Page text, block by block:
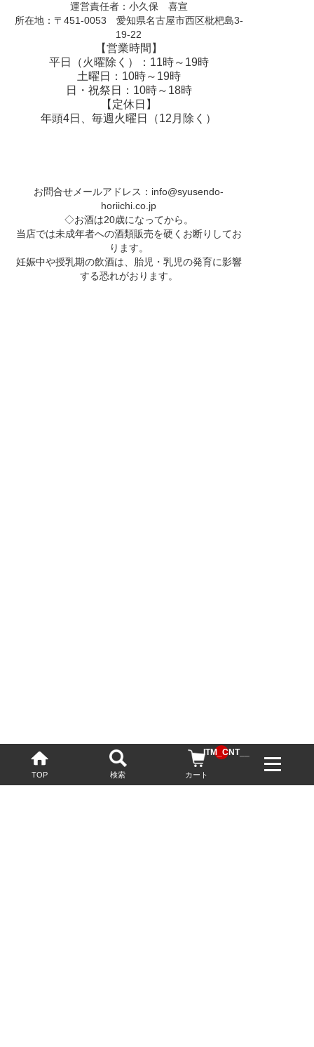
TOP 検索 カート
__ITM_CNT__
運営責任者：小久保 喜宣
所在地：〒451-0053 愛知県名古屋市西区枇杷島3-
19-22
【営業時間】
平日（火曜除く）：11時～19時
土曜日：10時～19時
日・祝祭日：10時～18時
【定休日】
年頭4日、毎週火曜日（12月除く）
お問合せメールアドレス： info@syusendo-
horiichi.co.jp
◇お酒は20歳になってから。
当店では未成年者への酒類販売を硬くお断りしてお
ります。
妊娠中や授乳期の飲酒は、胎児・乳児の発育に影響
する恐れがおります。